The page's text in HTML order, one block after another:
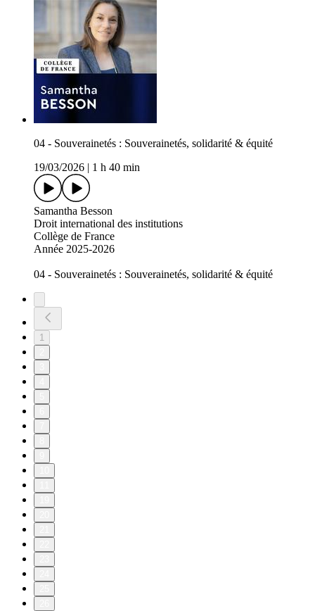
04 - Souverainetés : Souverainetés, solidarité & équité
19/03/2026 | 1 h 40 min
Samantha Besson
Droit international des institutions
Collège de France
Année 2025-2026
04 - Souverainetés : Souverainetés, solidarité & équité
1